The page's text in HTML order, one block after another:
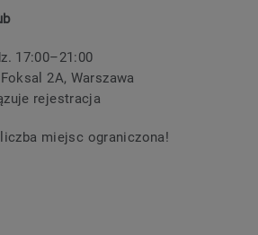
17:00–21:00
2A, Warszawa
rejestracja
miejsc ograniczona!